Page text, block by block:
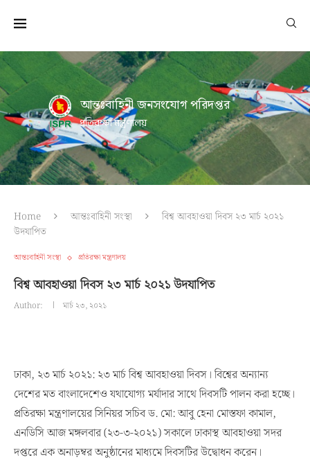
আন্তঃবাহিনী জনসংযোগ পরিদপ্তর
প্রতিরক্ষা মন্ত্রণালয়
Home আন্তঃবাহিনী সংস্থা
বিশ্ব আবহাওয়া দিবস ২৩ মার্চ ২০২১
উদযাপিত
আন্তঃবাহিনী সংস্থা প্রতিরক্ষা মন্ত্রণালয়
বিশ্ব আবহাওয়া দিবস ২৩ মার্চ ২০২১ উদযাপিত
Author: মার্চ ২৩, ২০২১
ঢাকা, ২৩ মার্চ ২০২১: ২৩ মার্চ বিশ্ব আবহাওয়া দিবস। বিশ্বের অন্যান্য
দেশের মত বাংলাদেশেও যথাযোগ্য মর্যাদার সাথে দিবসটি পালন করা হচ্ছে।
প্রতিরক্ষা মন্ত্রণালয়ের সিনিয়র সচিব ড. মো: আবু হেনা মোস্তফা কামাল,
এনডিসি আজ মঙ্গলবার (২৩-৩-২০২১) সকালে ঢাকাস্থ আবহাওয়া সদর
দপ্তরে এক অনাড়ম্বর অনুষ্ঠানের মাধ্যমে দিবসটির উদ্বোধন করেন।